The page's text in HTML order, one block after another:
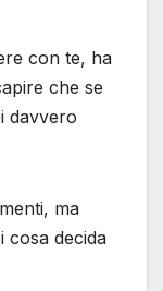
con te, ha
che se
davvero
ma
cosa decida